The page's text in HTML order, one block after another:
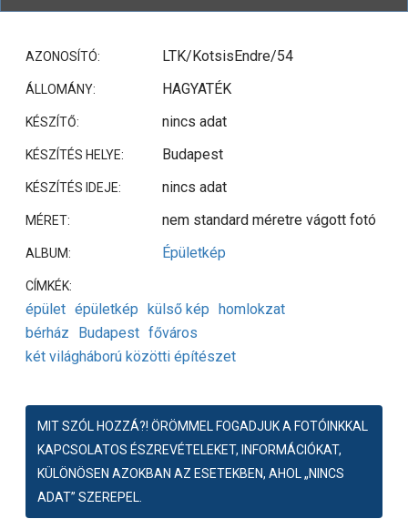
AZONOSÍTÓ: LTK/KotsisEndre/54
ÁLLOMÁNY: HAGYATÉK
KÉSZÍTŐ: nincs adat
KÉSZÍTÉS HELYE: Budapest
KÉSZÍTÉS IDEJE: nincs adat
MÉRET: nem standard méretre vágott fotó
ALBUM: Épületkép
CÍMKÉK:
épület épületkép külső kép homlokzat
bérház
Budapest főváros
két világháború közötti építészet
MIT SZÓL HOZZÁ?! ÖRÖMMEL FOGADJUK A FOTÓINKKAL
KAPCSOLATOS ÉSZREVÉTELEKET, INFORMÁCIÓKAT,
KÜLÖNÖSEN AZOKBAN AZ ESETEKBEN, AHOL „NINCS
ADAT” SZEREPEL.